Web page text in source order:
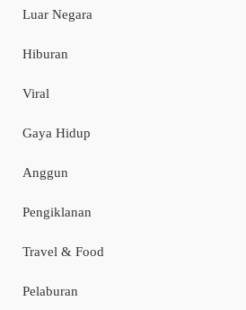
Luar Negara
Hiburan
Viral
Gaya Hidup
Anggun
Pengiklanan
Travel & Food
Pelaburan